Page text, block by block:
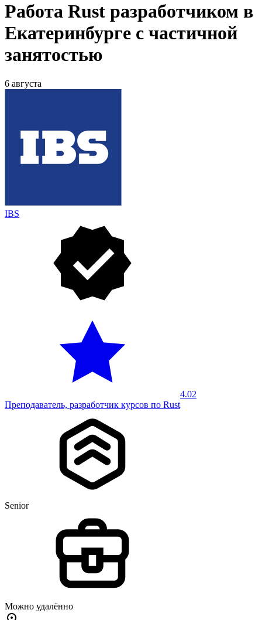
Работа Rust разработчиком в
Екатеринбурге с частичной
занятостью
6 августа
IBS
4.02
Преподаватель, разработчик курсов по Rust
Senior
Можно удалённо